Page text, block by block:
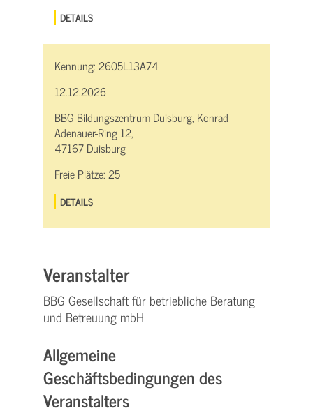
DETAILS
Kennung:2605L13A74
12.12.2026
BBG-Bildungszentrum Duisburg, Konrad-
Adenauer-Ring 12,
47167 Duisburg
Freie Plätze:25
DETAILS
Veranstalter
BBG Gesellschaft für betriebliche Beratung
und Betreuung mbH
Allgemeine
Geschäftsbedingungen des
Veranstalters